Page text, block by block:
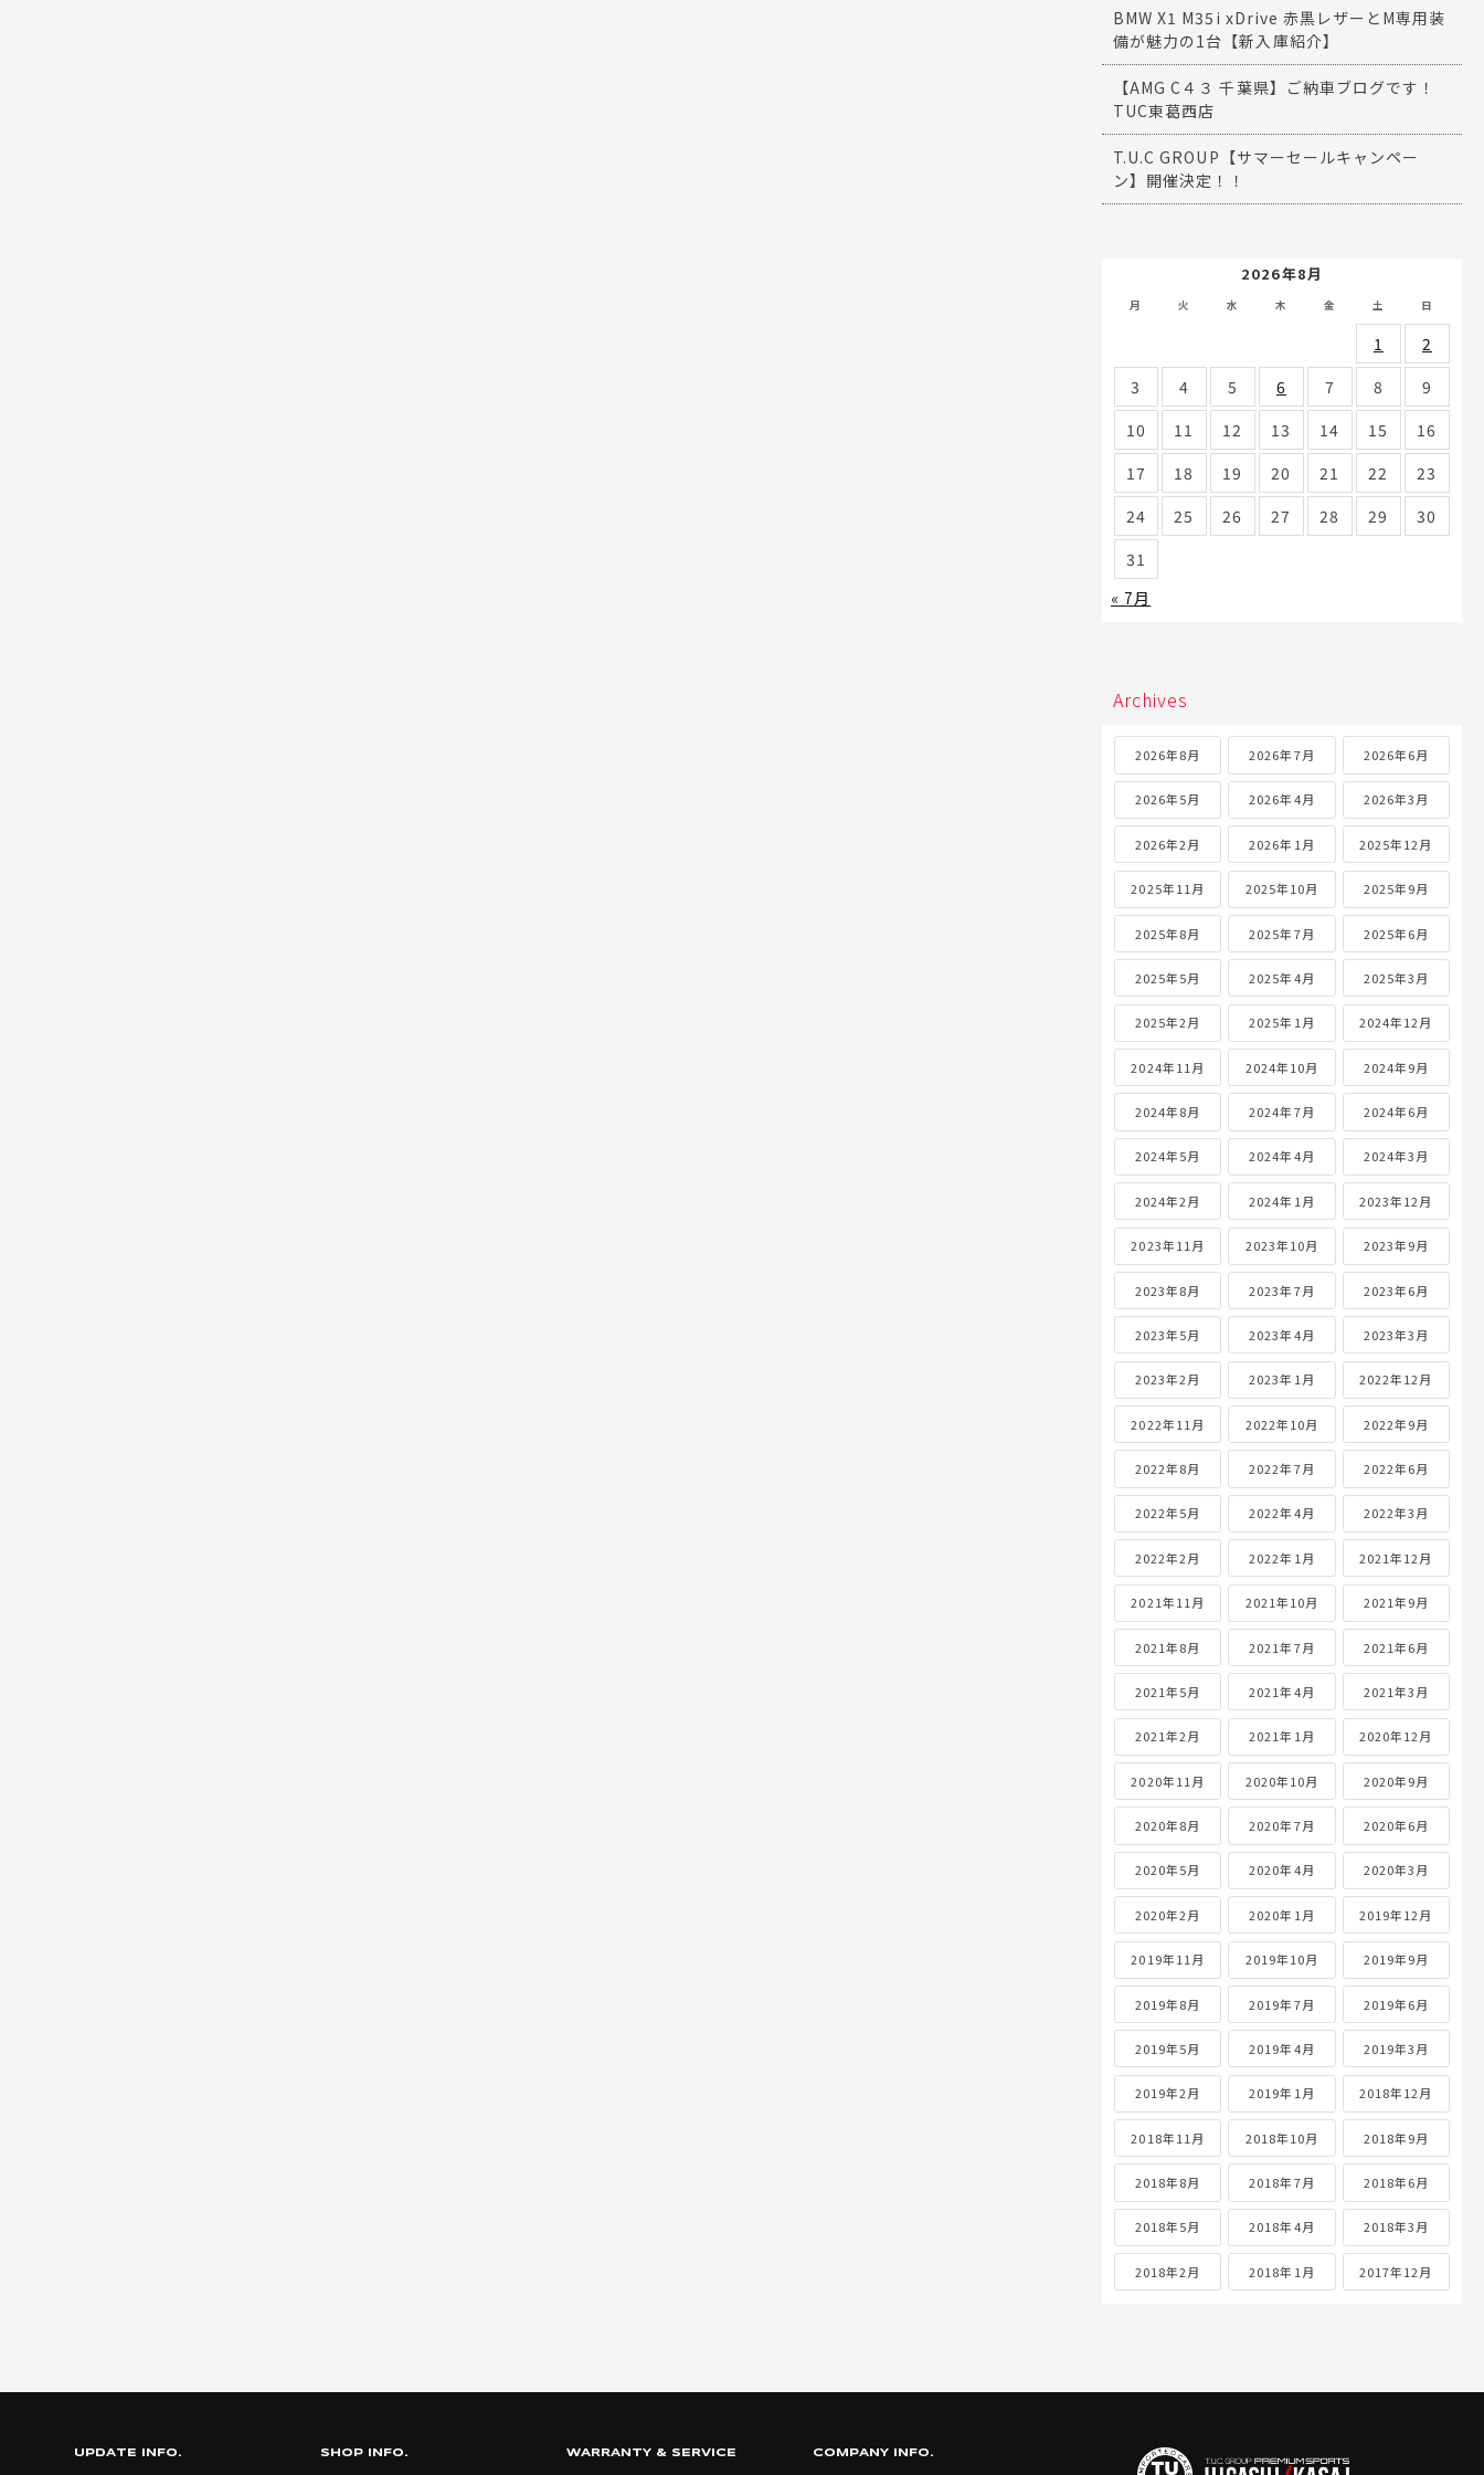
BMW X1 M35i xDrive 赤黒レザーとM専用装
備が魅力の1台【新入庫紹介】
【AMG C４３ 千葉県】ご納車ブログです！
TUC東葛西店
T.U.C GROUP【サマーセールキャンペー
ン】開催決定！！
2026年8月
月 火 水 木 金 土 日
1
2
3
4 5 6 7 8
9
10
11 12 13 14 15
16
17
18 19 20 21 22
23
24
25 26 27 28 29
30
31
« 7月
Archives
2026年8月 2026年7月 2026年6月
2026年5月 2026年4月 2026年3月
2026年2月 2026年1月 2025年12月
2025年11月 2025年10月 2025年9月
2025年8月 2025年7月 2025年6月
2025年5月 2025年4月 2025年3月
2025年2月 2025年1月 2024年12月
2024年11月 2024年10月 2024年9月
2024年8月 2024年7月 2024年6月
2024年5月 2024年4月 2024年3月
2024年2月 2024年1月 2023年12月
2023年11月 2023年10月 2023年9月
2023年8月 2023年7月 2023年6月
2023年5月 2023年4月 2023年3月
2023年2月 2023年1月 2022年12月
2022年11月 2022年10月 2022年9月
2022年8月 2022年7月 2022年6月
2022年5月 2022年4月 2022年3月
2022年2月 2022年1月 2021年12月
2021年11月 2021年10月 2021年9月
2021年8月 2021年7月 2021年6月
2021年5月 2021年4月 2021年3月
2021年2月 2021年1月 2020年12月
2020年11月 2020年10月 2020年9月
2020年8月 2020年7月 2020年6月
2020年5月 2020年4月 2020年3月
2020年2月 2020年1月 2019年12月
2019年11月 2019年10月 2019年9月
2019年8月 2019年7月 2019年6月
2019年5月 2019年4月 2019年3月
2019年2月 2019年1月 2018年12月
2018年11月 2018年10月 2018年9月
2018年8月 2018年7月 2018年6月
2018年5月 2018年4月 2018年3月
2018年2月 2018年1月 2017年12月
UPDATE INFO. SHOP INFO. WARRANTY & SERVICE COMPANY INFO.